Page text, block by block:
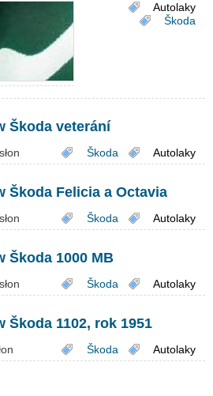
Autolaky
Škoda
Škoda veterání
Autolaky
Škoda
kolorów Škoda veterání
Škoda Felicia a Octavia
Autolaky
Škoda
kolorów Škoda Felicia a Octavia
Škoda 1000 MB
Autolaky
Škoda
kolorów Škoda 1000 MB
1102, rok 1951
Autolaky
Škoda
kolorów Škoda 1102, rok 1951